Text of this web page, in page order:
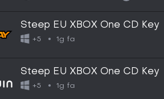
Steep EU XBOX One CD Key
+5 1g fa
Steep EU XBOX One CD Key
+5 1g fa